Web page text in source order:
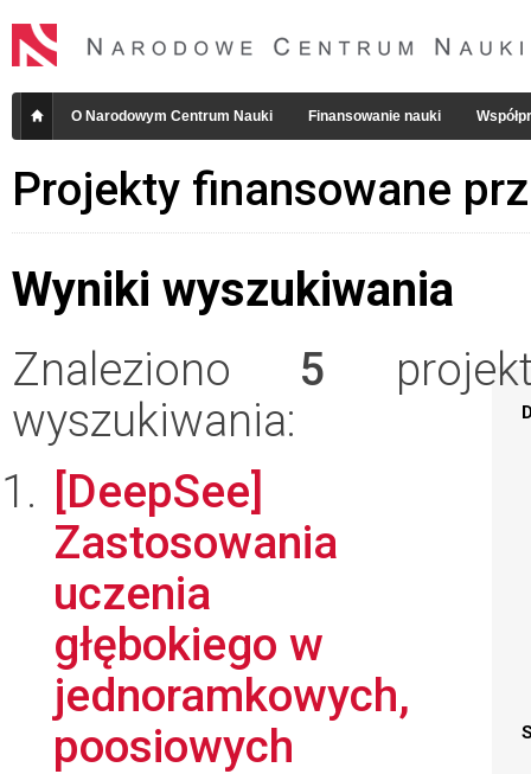
O Narodowym Centrum Nauki Finansowanie nauki
Projekty finansowane
Wyniki wyszukiwania
Znaleziono 5
wyszukiwania:
[DeepSee]
Zastosowania
uczenia
głębokiego w
jednoramkowych,
poosiowych